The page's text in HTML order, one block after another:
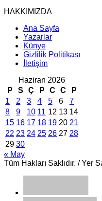
HAKKIMIZDA
Ana Sayfa
Yazarlar
Künye
Gizlilik Politikası
İletişim
Haziran 2026
P
S Ç P C C
P
1
2 3 4 5 6
7
8
9 10 11 12 13 14
15 16 17 18 19 20 21
22 23 24 25 26 27 28
29 30
« May
Tüm Hakları Saklıdır. / Yer